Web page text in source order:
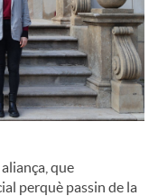
que
perquè passin de la